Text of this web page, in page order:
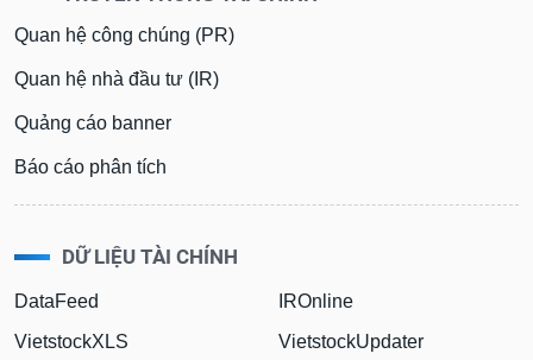
Quan hệ công chúng (PR)
Quan hệ nhà đầu tư (IR)
Quảng cáo banner
Báo cáo phân tích
DỮ LIỆU TÀI CHÍNH
DataFeed
VietstockXLS
IROnline
VietstockUpdater